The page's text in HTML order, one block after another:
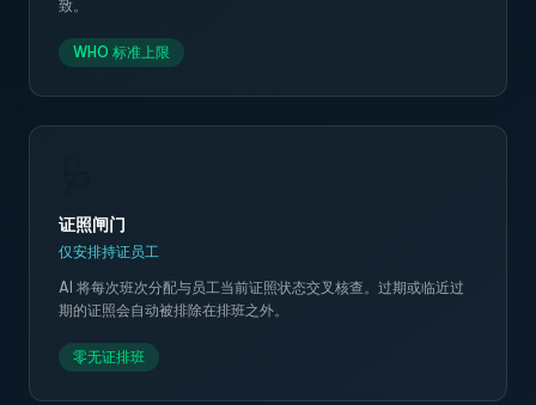
致。
WHO 标准上限
证照闸门
仅安排持证员工
AI 将每次班次分配与员工当前证照状态交叉核查。过期或临近过
期的证照会自动被排除在排班之外。
零无证排班